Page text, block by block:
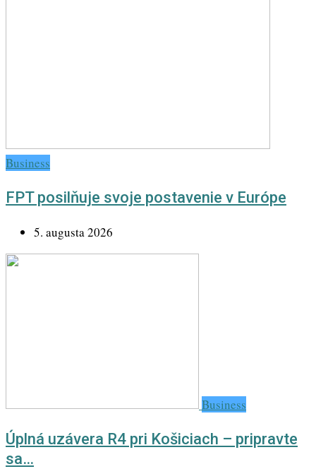
Business
FPT posilňuje svoje postavenie v Európe
5. augusta 2026
Business
Úplná uzávera R4 pri Košiciach – pripravte
sa…